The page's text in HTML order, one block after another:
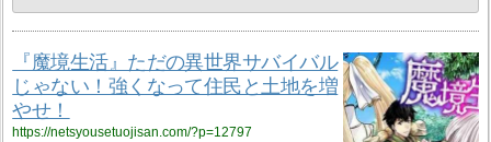
『魔境生活』ただの異世界サバイバル
じゃない！強くなって住民と土地を増
やせ！
https://netsyousetuojisan.com/?p=12797